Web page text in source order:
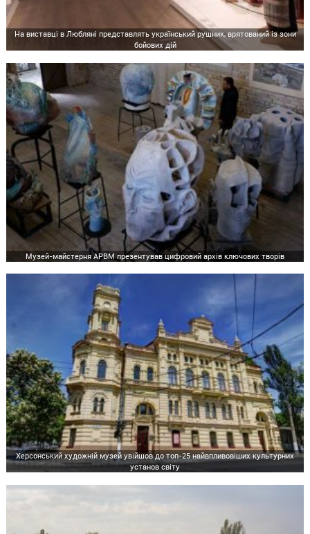
На виставці в Любляні представлять український рушник, врятований із зони
бойових дій
Музей-майстерня АРВМ презентував цифровий архів ключових творів
Херсонський художній музей увійшов до топ-25 найвпливовіших культурних
установ світу